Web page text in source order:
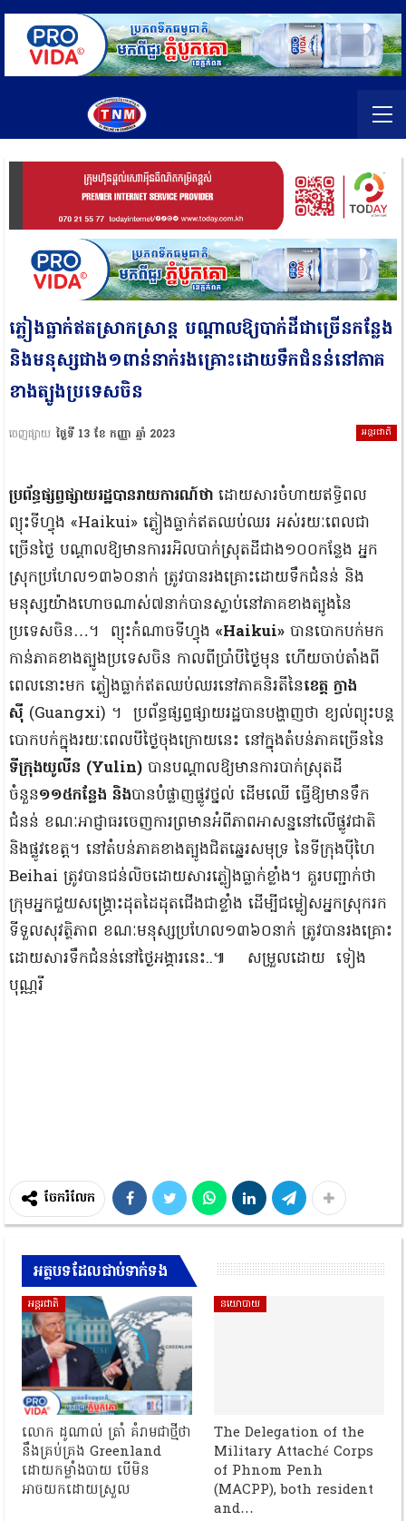
ភ្លៀងធ្លាក់ឥតស្រាកស្រាន្ដ បណ្តាលឱ្យបាក់ដីជាច្រើនកន្លែង
និងមនុស្សជាង១ពាន់នាក់រងគ្រោះដោយទឹកជំនន់នៅភាគ
ខាងត្បូងប្រទេសចិន
អន្តរជាតិ
ចេញផ្សាយ ថ្ងៃទី 13 ខែ កញ្ញា ឆ្នាំ 2023
ប្រព័ន្ធផ្សព្វផ្សាយរដ្ឋបានរាយការណ៍ថា ដោយសារចំហាយឥទ្ធិពល
ព្យុះទីហ្វុង «Haikui» ភ្លៀងធ្លាក់ឥតឈប់ឈរ អស់រយៈពេលជា
ច្រើនថ្ងៃ បណ្តាលឱ្យមានការរអិលបាក់ស្រុតដីជាង១០០កន្លែង អ្នក
ស្រុកប្រហែល១៣៦០នាក់ ត្រូវបានរងគ្រោះដោយទឹកជំនន់ និង
មនុស្សយ៉ាងហោចណាស់៧នាក់បានស្លាប់នៅភាគខាងត្បូងនៃ
ប្រទេសចិន…។ ព្យុះកំណាចទីហ្វុង «Haikui» បានបោកបក់មក
កាន់ភាគខាងត្បូងប្រទេសចិន កាលពីប្រាំបីថ្ងៃមុន ហើយចាប់តាំងពី
ពេលនោះមក ភ្លៀងធ្លាក់ឥតឈប់ឈរនៅភាគនិរតីនៃខេត្ត ក្វាង
ស៊ី (Guangxi) ។ ប្រព័ន្ធផ្សព្វផ្សាយរដ្ឋបានបង្ហាញថា ខ្យល់ព្យុះបន្ត
បោកបក់ក្នុងរយៈពេលបីថ្ងៃចុងក្រោយនេះ នៅក្នុងតំបន់ភាគច្រើននៃ
ទីក្រុងយូលីន (Yulin) បានបណ្តាលឱ្យមានការបាក់ស្រុតដី
ចំនួន១១៥កន្លែង និងបានបំផ្លាញផ្លូវថ្នល់ ដើមឈើ ធ្វើឱ្យមានទឹក
ជំនន់ ខណៈអាជ្ញាធរចេញការព្រមានអំពីភាពអាសន្ននៅលើផ្លូវជាតិ
និងផ្លូវខេត្ត។ នៅតំបន់ភាគខាងត្បូងជិតឆ្នេរសមុទ្រ នៃទីក្រុងប៉ីហៃ
Beihai ត្រូវបានជន់លិចដោយសារភ្លៀងធ្លាក់ខ្លាំង។ គួរបញ្ជាក់ថា
ក្រុមអ្នកជួយសង្រ្គោះដុតដៃដុតជើងជាខ្លាំង ដើម្បីជម្លៀសអ្នកស្រុករក
ទីទួលសុវត្ថិភាព ខណៈមនុស្សប្រហែល១៣៦០នាក់ ត្រូវបានរងគ្រោះ
ដោយសារទឹកជំនន់នៅថ្ងៃអង្គារនេះ..៕ សម្រួលដោយ ទៀង
បុណ្ណរី
ចែករំលែក
អត្ថបទដែលជាប់ទាក់ទង
អន្តរជាតិ
លោក ដូណាល់ ត្រាំ គំរាមជាថ្មីថា
នឹងគ្រប់គ្រង Greenland
ដោយកម្លាំងបាយ បើមិន
អាចយកដោយស្រួល
នយោបាយ
The Delegation of the
Military Attaché Corps
of Phnom Penh
(MACPP), both resident
and…